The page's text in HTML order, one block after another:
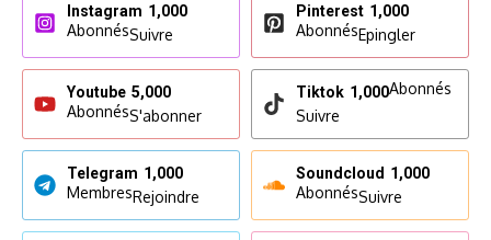
Instagram 1,000
AbonnésSuivre
Pinterest 1,000
AbonnésEpingler
Youtube 5,000
AbonnésS'abonner
Tiktok 1,000Abonnés
Suivre
Telegram 1,000
MembresRejoindre
Soundcloud 1,000
AbonnésSuivre